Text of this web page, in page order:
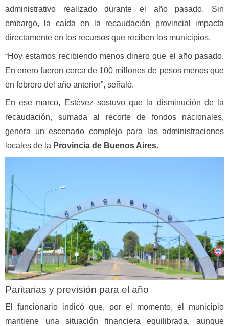
administrativo realizado durante el año pasado. Sin
embargo, la caída en la recaudación provincial impacta
directamente en los recursos que reciben los municipios.
“Hoy estamos recibiendo menos dinero que el año pasado.
En enero fueron cerca de 100 millones de pesos menos que
en febrero del año anterior”, señaló.
En ese marco, Estévez sostuvo que la disminución de la
recaudación, sumada al recorte de fondos nacionales,
genera un escenario complejo para las administraciones
locales de la Provincia de Buenos Aires.
Paritarias y previsión para el año
El funcionario indicó que, por el momento, el municipio
mantiene una situación financiera equilibrada, aunque